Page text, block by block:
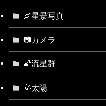
🌌星景写真
📷カメラ
🌠流星群
🌞太陽